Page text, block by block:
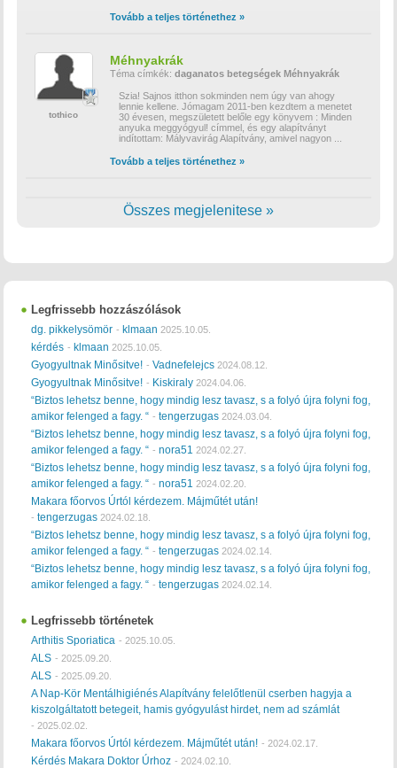
Tovább a teljes történethez »
tothico
Méhnyakrák
Téma címkék: daganatos betegségek Méhnyakrák
Szia! Sajnos itthon sokminden nem úgy van ahogy
lennie kellene. Jómagam 2011-ben kezdtem a menetet
30 évesen, megszületett belőle egy könyvem : Minden
anyuka meggyógyul! címmel, és egy alapítványt
indítottam: Mályvavirág Alapítvány, amivel nagyon
Tovább a teljes történethez »
Összes megjelenitese »
Legfrissebb hozzászólások
dg. pikkelysömör - klmaan 2025.10.05.
kérdés - klmaan 2025.10.05.
Gyogyultnak Minősitve! -Vadnefelejcs 2024.08.12.
Gyogyultnak Minősitve! - Kiskiraly 2024.04.06.
“Biztos lehetsz benne, hogy mindig lesz tavasz, s a folyó újra folyni fog,
amikor felenged a fagy. “ -tengerzugas 2024.03.04.
“Biztos lehetsz benne, hogy mindig lesz tavasz, s a folyó újra folyni fog,
amikor felenged a fagy. “ -nora51 2024.02.27.
“Biztos lehetsz benne, hogy mindig lesz tavasz, s a folyó újra folyni fog,
amikor felenged a fagy. “ -nora51 2024.02.20.
Makara főorvos Úrtól kérdezem. Májműtét után!
-tengerzugas 2024.02.18.
“Biztos lehetsz benne, hogy mindig lesz tavasz, s a folyó újra folyni fog,
amikor felenged a fagy. “ -tengerzugas 2024.02.14.
“Biztos lehetsz benne, hogy mindig lesz tavasz, s a folyó újra folyni fog,
amikor felenged a fagy. “ -tengerzugas 2024.02.14.
Legfrissebb történetek
Arthitis Sporiatica - 2025.10.05.
ALS - 2025.09.20.
ALS - 2025.09.20.
A Nap-Kör Mentálhigiénés Alapítvány felelőtlenül cserben hagyja a
kiszolgáltatott betegeit, hamis gyógyulást hirdet, nem ad számlát
- 2025.02.02.
Makara főorvos Úrtól kérdezem. Májműtét után! - 2024.02.17.
Kérdés Makara Doktor Úrhoz - 2024.02.10.